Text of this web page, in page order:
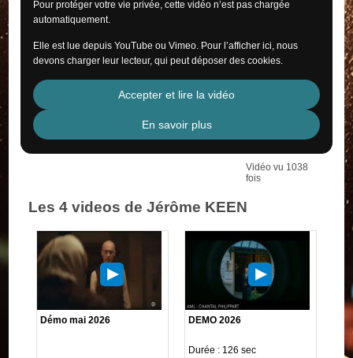
Pour protéger votre vie privée, cette vidéo n’est pas chargée
automatiquement.
Elle est lue depuis YouTube ou Vimeo. Pour l’afficher ici, nous
devons charger leur lecteur, qui peut déposer des cookies.
Accepter et lire la vidéo
En savoir plus
Vidéo vu 1038
fois
Les 4 videos de Jérôme KEEN
Démo mai 2026 DEMO 2026
Durée : 126 sec